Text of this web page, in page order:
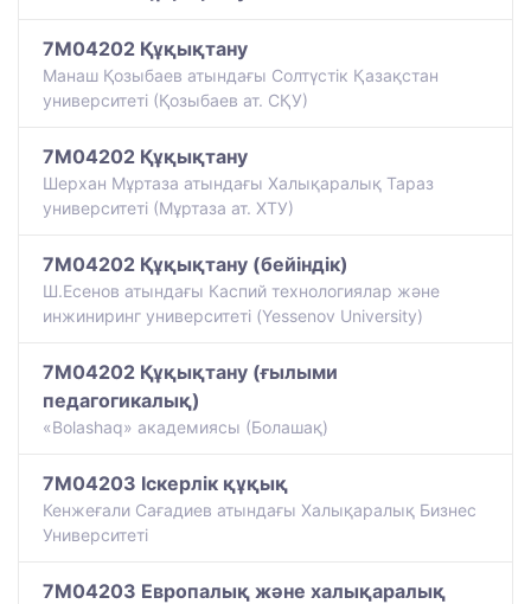
7M04202 Құқықтану
Манаш Қозыбаев атындағы Солтүстік Қазақстан
университеті (Қозыбаев ат. СҚУ)
7M04202 Құқықтану
Шерхан Мұртаза атындағы Халықаралық Тараз
университеті (Мұртаза ат. ХТУ)
7M04202 Құқықтану (бейіндік)
Ш.Есенов атындағы Каспий технологиялар және
инжиниринг университеті (Yessenov University)
7M04202 Құқықтану (ғылыми
педагогикалық)
«Bolashaq» академиясы (Болашақ)
7M04203 Іскерлік құқық
Кенжеғали Сағадиев атындағы Халықаралық Бизнес
Университеті
7M04203 Европалық және халықаралық